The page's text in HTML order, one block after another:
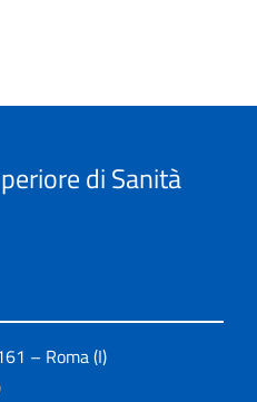
di Sanità
– Roma (I)